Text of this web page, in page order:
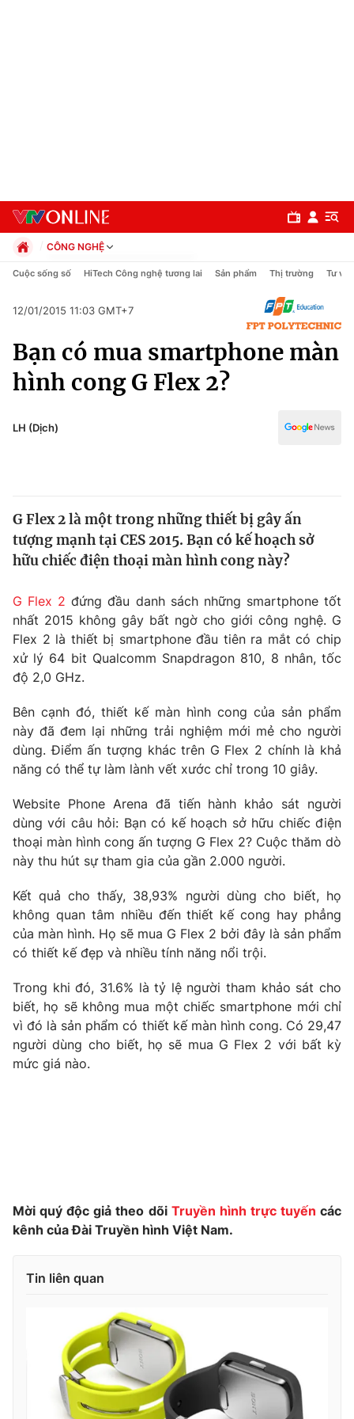
Chính trị
Thế giới
Thế giới đó đây
Câu chuyện quốc tế
Tài chính
Thị trường
Góc doanh nghiệp
Dữ liệu và đời sống
Truyền hình
Phim VTV
Hậu trường
Nhân vật
Khán giả
Giải sao mai
Giải trí
Điện ảnh
Sao
Đời sống
Du lịch
Làm đẹp
Chất lượng cuộc sống
Giáo dục
Tuyển sinh
Công nghệ
Hitech Công nghệ tương lai
Sản phẩm
Thị trường
Tư vấn
Giao lưu trực tuyến
Lịch phát sóng
Chuyên mục khác
Emagazine Podcast
VTV Sức khoẻ Bất động sản
Thị trường 24h
VTV8
Liên hệ tòa soạn English
CÔNG NGHỆ
Chính trị
Pháp luật
Thể thao
Truyền hình
Văn hóa - Giải trí
Đời sống
Cuộc sống số HiTech Công nghệ tương lai Sản phẩm Thị trường Tư vấn
12/01/2015 11:03 GMT+7
Bạn có mua smartphone màn
hình cong G Flex 2?
LH (Dịch)
G Flex 2 là một trong những thiết bị gây ấn
tượng mạnh tại CES 2015. Bạn có kế hoạch sở
hữu chiếc điện thoại màn hình cong này?
G Flex 2 đứng đầu danh sách những smartphone tốt
nhất 2015 không gây bất ngờ cho giới công nghệ. G
Flex 2 là thiết bị smartphone đầu tiên ra mắt có chip
xử lý 64 bit Qualcomm Snapdragon 810, 8 nhân, tốc
độ 2,0 GHz.
Bên cạnh đó, thiết kế màn hình cong của sản phẩm
này đã đem lại những trải nghiệm mới mẻ cho người
dùng. Điểm ấn tượng khác trên G Flex 2 chính là khả
năng có thể tự làm lành vết xước chỉ trong 10 giây.
Website Phone Arena đã tiến hành khảo sát người
dùng với câu hỏi: Bạn có kế hoạch sở hữu chiếc điện
thoại màn hình cong ấn tượng G Flex 2? Cuộc thăm dò
này thu hút sự tham gia của gần 2.000 người.
Kết quả cho thấy, 38,93% người dùng cho biết, họ
không quan tâm nhiều đến thiết kế cong hay phẳng
của màn hình. Họ sẽ mua G Flex 2 bởi đây là sản phẩm
có thiết kế đẹp và nhiều tính năng nổi trội.
Trong khi đó, 31.6% là tỷ lệ người tham khảo sát cho
biết, họ sẽ không mua một chiếc smartphone mới chỉ
vì đó là sản phẩm có thiết kế màn hình cong. Có 29,47
người dùng cho biết, họ sẽ mua G Flex 2 với bất kỳ
mức giá nào.
Mời quý độc giả theo dõi Truyền hình trực tuyến các
kênh của Đài Truyền hình Việt Nam.
Tin liên quan